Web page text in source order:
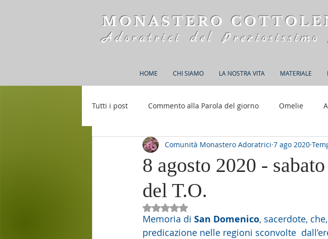
MONASTERO
Adoratrici del Preziosissimo
HOME CHI SIAMO LA NOSTRA VITA MATERIALE
Tutti i post Commento alla Parola del giorno Omelie
Rifugio S. M. della Bellezza 150 anni di Adorazione
8 agosto 2020 -
del T.O.
Comunità Monastero Adoratrici 7 ago 2020
Valutazione NaN stelle su 5.
Memoria di San Domenico, sacerdote,
predicazione nelle regioni sconvolte